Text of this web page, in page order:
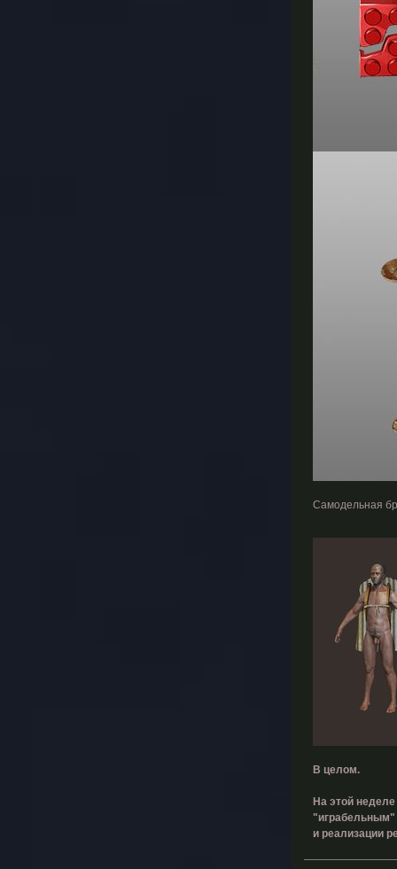
Самодельная
В целом.
На этой
"играбельным"
и реализации